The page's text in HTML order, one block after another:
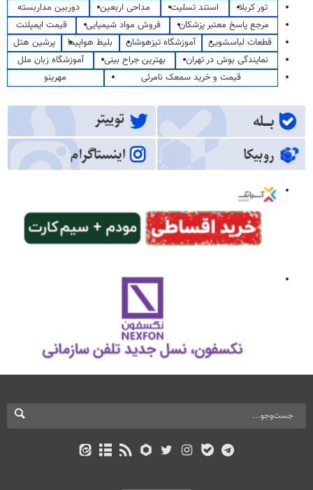
تور کربلا
استند تسلیت مداحی اربعین
دوربین مداربسته
مرجع پاسخ معتبر پزشکان
فروش مواد شیمیایی
قیمت ایمپلنت
قطعات لباسشویی
آموزشگاه تیزهوشان بلیط هواپیما
پرشین هتل
نمایندگی بوش در تهران
بهترین جراح بینی
آموزشگاه زبان ملل
قیمت و خرید سمعک نامرئی
مهرینو